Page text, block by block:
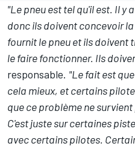
"Le pneu est tel qu'il est. Il y
donc ils doivent concevoir
fournit le pneu et ils doivent
le faire fonctionner. Ils
responsable. "Le fait est
cela mieux, et certains
que ce problème ne
C'est juste sur certaines
avec certains pilotes.